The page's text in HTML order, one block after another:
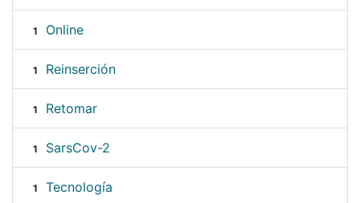
1 Online
1 Reinserción
1 Retomar
1 SarsCov-2
1 Tecnología